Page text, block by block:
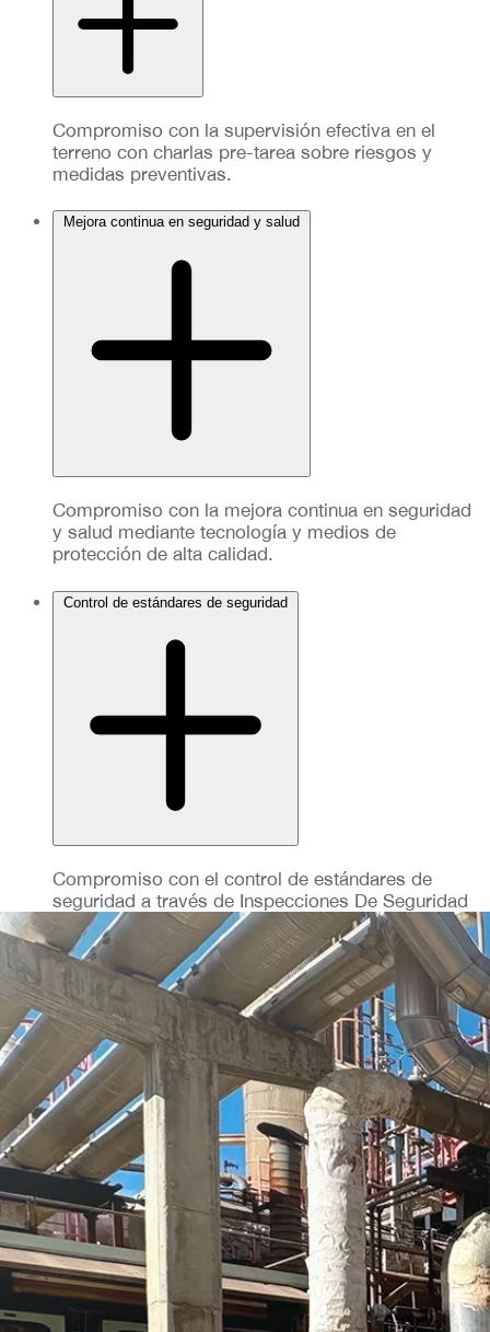
Compromiso con la supervisión efectiva en el
terreno con charlas pre-tarea sobre riesgos y
medidas preventivas.
Mejora continua en seguridad y salud
Compromiso con la mejora continua en seguridad
y salud mediante tecnología y medios de
protección de alta calidad.
Control de estándares de seguridad
Compromiso con el control de estándares de
seguridad a través de Inspecciones De Seguridad
(IDS).